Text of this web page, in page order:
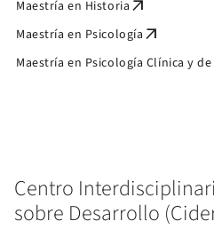
Maestría en Historia arrow_outward
Maestría en Psicología arrow_outward
Maestría en Psicología Clínica y
Centro
sobre Desarrollo